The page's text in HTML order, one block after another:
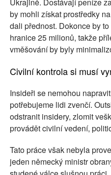
Ukrajině. Dostávají peníze
by mohli získat prostředky
dali přednost. Dokonce by
hranice 25 milionů, takže
vměšování by byly
Civilní kontrola si musí
Insideři se nemohou
potřebujeme lidi zvenčí.
odstranit insidery, zlomit
provádět civilní vedení,
Tato práce však nebyla
jeden německý ministr